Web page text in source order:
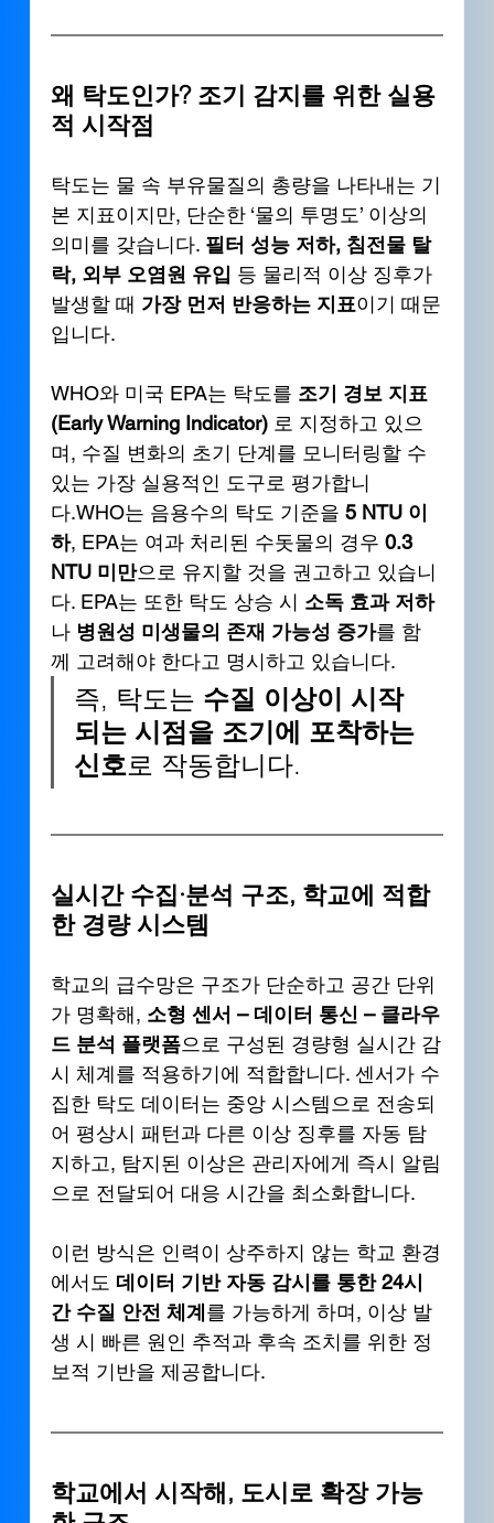
왜 탁도인가? 조기 감지를 위한 실용
적 시작점
탁도는 물 속 부유물질의 총량을 나타내는 기
본 지표이지만, 단순한 ‘물의 투명도’ 이상의
의미를 갖습니다. 필터 성능 저하, 침전물 탈
락, 외부 오염원 유입 등 물리적 이상 징후가
발생할 때 가장 먼저 반응하는 지표이기 때문
입니다.
WHO와 미국 EPA는 탁도를 조기 경보 지표
(Early Warning Indicator) 로 지정하고 있으
며, 수질 변화의 초기 단계를 모니터링할 수
있는 가장 실용적인 도구로 평가합니
다.WHO는 음용수의 탁도 기준을 5 NTU 이
하, EPA는 여과 처리된 수돗물의 경우 0.3
NTU 미만으로 유지할 것을 권고하고 있습니
다. EPA는 또한 탁도 상승 시 소독 효과 저하
나 병원성 미생물의 존재 가능성 증가를 함
께 고려해야 한다고 명시하고 있습니다.
즉, 탁도는 수질 이상이 시작
되는 시점을 조기에 포착하는
신호로 작동합니다.
실시간 수집·분석 구조, 학교에 적합
한 경량 시스템
학교의 급수망은 구조가 단순하고 공간 단위
가 명확해, 소형 센서 – 데이터 통신 – 클라우
드 분석 플랫폼으로 구성된 경량형 실시간 감
시 체계를 적용하기에 적합합니다. 센서가 수
집한 탁도 데이터는 중앙 시스템으로 전송되
어 평상시 패턴과 다른 이상 징후를 자동 탐
지하고, 탐지된 이상은 관리자에게 즉시 알림
으로 전달되어 대응 시간을 최소화합니다.
이런 방식은 인력이 상주하지 않는 학교 환경
에서도 데이터 기반 자동 감시를 통한 24시
간 수질 안전 체계 를 가능하게 하며, 이상 발
생 시 빠른 원인 추적과 후속 조치를 위한 정
보적 기반을 제공합니다.
학교에서 시작해, 도시로 확장 가능